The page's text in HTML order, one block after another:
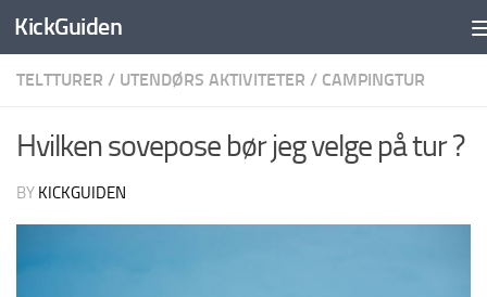
Skip to content
KickGuiden
TELTTURER / UTENDØRS AKTIVITETER / CAMPINGTUR
Hvilken sovepose bør jeg velge på tur ?
BY KICKGUIDEN